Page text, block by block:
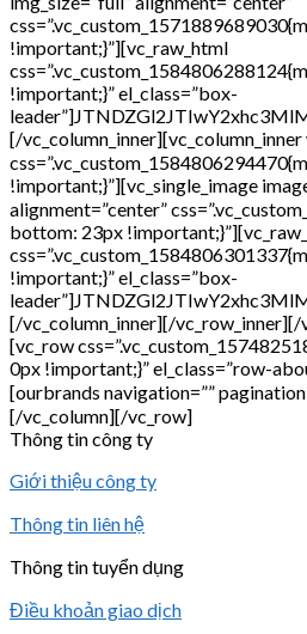
Thông tin công ty
Giới thiệu công ty
Thông tin liên hệ
Thông tin tuyển dụng
Điều khoản giao dịch